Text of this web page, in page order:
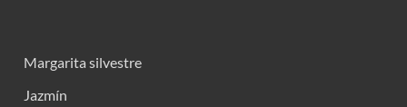
Margarita silvestre
Jazmín